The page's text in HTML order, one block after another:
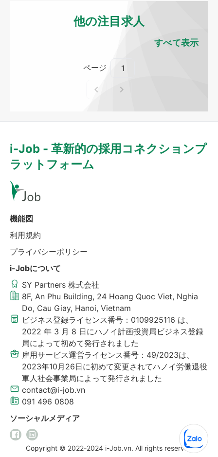
他の注目求人
すべて表示
ページ
i-Job - 革新的の採用コネクションプ
ラットフォーム
i-Jobについて
SY Partners 株式会社
8F, An Phu Building, 24 Hoang Quoc Viet, Nghia
Do, Cau Giay, Hanoi, Vietnam
ビジネス登録ライセンス番号：0109925116 は、
2022 年 3 月 8 日にハノイ計画投資局ビジネス登録
局によって初めて発行されました
雇用サービス運営ライセンス番号：49/2023は、
2023年10月26日に初めて変更されてハノイ労働退役
軍人社会事業局によって発行されました
contact@i-job.vn
091 496 0808
機能図
利用規約
プライバシーポリシー
ソーシャルメディア
Copyright © 2022-2024 i-Job.vn. All rights reserved